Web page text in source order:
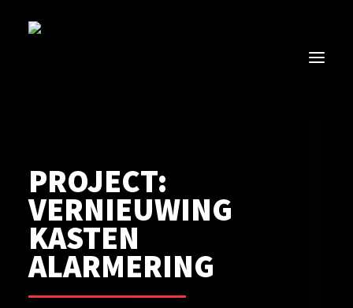
DIENSTEN
OVER ONS
VACATURES
CONTACT
PROJECT:
VERNIEUWING
KASTEN
ALARMERING